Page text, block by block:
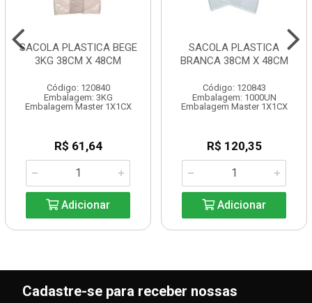
SACOLA PLASTICA BEGE
3KG 38CM X 48CM
Código: 120840
Embalagem: 3KG
Embalagem Master 1X1CX
R$ 61,64
Adicionar
SACOLA PLASTICA
BRANCA 38CM X 48CM
Código: 120843
Embalagem: 1000UN
Embalagem Master 1X1CX
R$ 120,35
Adicionar
Cadastre-se para receber nossas